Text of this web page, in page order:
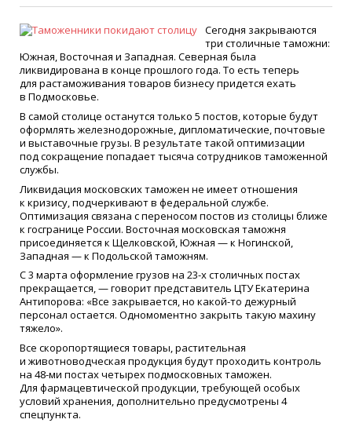
Сегодня закрываются
три столичные таможни:
Южная, Восточная и Западная. Северная была
ликвидирована в конце прошлого года. То есть теперь
для растаможивания товаров бизнесу придется ехать
в Подмосковье.
В самой столице останутся только 5 постов, которые будут
оформлять железнодорожные, дипломатические, почтовые
и выставочные грузы. В результате такой оптимизации
под сокращение попадает тысяча сотрудников таможенной
службы.
Ликвидация московских таможен не имеет отношения
к кризису, подчеркивают в федеральной службе.
Оптимизация связана с переносом постов из столицы ближе
к госгранице России. Восточная московская таможня
присоединяется к Щелковской, Южная — к Ногинской,
Западная — к Подольской таможням.
С 3 марта оформление грузов на 23-х столичных постах
прекращается, — говорит представитель ЦТУ Екатерина
Антипорова: «Все закрывается, но какой-то дежурный
персонал остается. Одномоментно закрыть такую махину
тяжело».
Все скоропортящиеся товары, растительная
и животноводческая продукция будут проходить контроль
на 48-ми постах четырех подмосковных таможен.
Для фармацевтической продукции, требующей особых
условий хранения, дополнительно предусмотрены 4
спецпункта.